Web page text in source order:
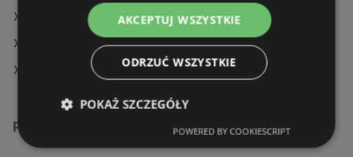
Aktualne gazetki Dino
Aktualne gazetki Carrefour
Sklepy POLOmarket w Dziwnów
Podobne sklepy detaliczne
AKCEPTUJ WSZYSTKIE
ODRZUĆ WSZYSTKIE
POKAŻ SZCZEGÓŁY
POWERED BY COOKIESCRIPT